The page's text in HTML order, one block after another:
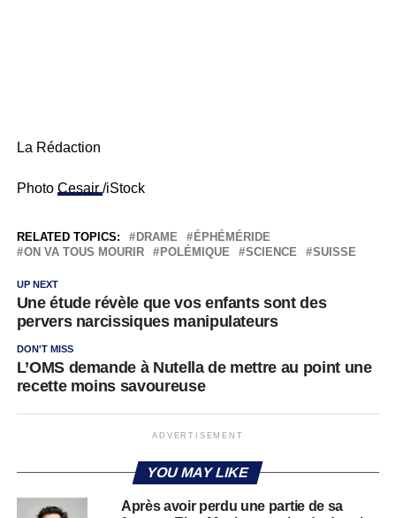
La Rédaction
Photo Cesair /iStock
RELATED TOPICS: DRAME
ÉPHÉMÉRIDE
ON VA TOUS MOURIR
POLÉMIQUE SCIENCE SUISSE
UP NEXT
Une étude révèle que vos enfants sont des
pervers narcissiques manipulateurs
DON'T MISS
L’OMS demande à Nutella de mettre au point une
recette moins savoureuse
ADVERTISEMENT
YOU MAY LIKE
Après avoir perdu une partie de sa